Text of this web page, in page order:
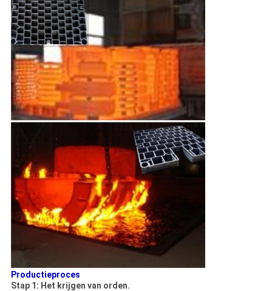
Productieproces
Stap 1: Het krijgen van orden.